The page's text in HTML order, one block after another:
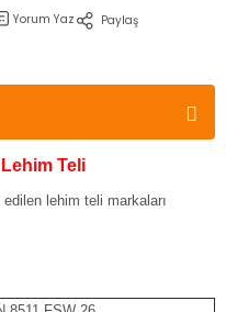
Yorum Yaz Paylaş
Teli
lehim teli markaları